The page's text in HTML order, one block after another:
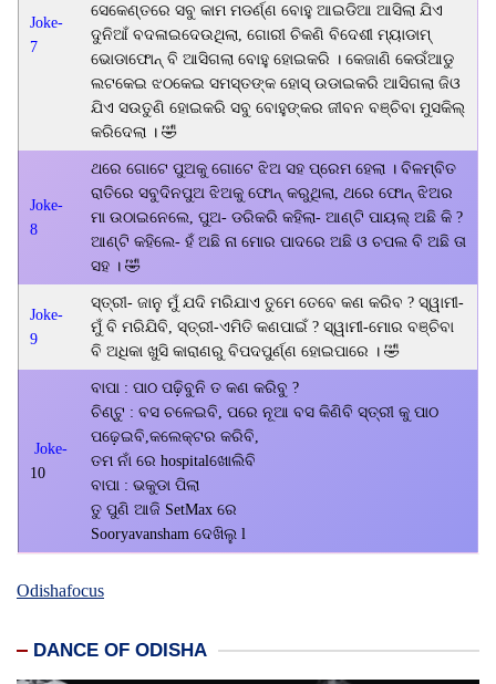
Joke-
7
ସେକେଣ୍ତରେ ସବୁ କାମ ମଡର୍ଣ୍ଣ ବୋହୁ ଆଇଡିଆ ଆସିଲା ଯିଏ
ଦୁନିଆଁ ବଦଳାଇଦେଉଥିଲା, ଗୋରୀ ଚିକଣି ବିଦେଶୀ ମ୍ୟାଡାମ୍
ଭୋଡାଫୋନ୍ ବି ଆସିଗଲା ବୋହୁ ହୋଇକରି । କେଜାଣି କେଉଁଆଡୁ
ଲଟକେଇ ଝଠକେଇ ସମସ୍ତଙ୍କ ହୋସ୍ ଉଡାଇକରି ଆସିଗଲା ଜିଓ
ଯିଏ ସଉତୁଣି ହୋଇକରି ସବୁ ବୋହୁଙ୍କର ଜୀବନ ବଞ୍ଚିବା ମୁସକିଲ୍
କରିଦେଲା । 🤣
Joke-
8
ଥରେ ଗୋଟେ ପୁଅକୁ ଗୋଟେ ଝିଅ ସହ ପ୍ରେମ ହେଲା । ବିଳମ୍ବିତ
ରାତିରେ ସବୁଦିନପୁଅ ଝିଅକୁ ଫୋନ୍ କରୁଥିଲା, ଥରେ ଫୋନ୍ ଝିଅର
ମା ଉଠାଇନେଲେ, ପୁଅ- ଡରିକରି କହିଲା- ଆଣ୍ଟି ପାୟଲ୍ ଅଛି କି ?
ଆଣ୍ଟି କହିଲେ- ହଁ ଅଛି ନା ମୋର ପାଦରେ ଅଛି ଓ ଚପଲ ବି ଅଛି ତା
ସହ । 🤣
Joke-
9
ସ୍ତ୍ରୀ- ଜାନୁ ମୁଁ ଯଦି ମରିଯାଏ ତୁମେ ତେବେ କଣ କରିବ ? ସ୍ୱାମୀ-
ମୁଁ ବି ମରିଯିବି, ସ୍ତ୍ରୀ-ଏମିତି କଣପାଇଁ ? ସ୍ୱାମୀ-ମୋର ବଞ୍ଚିବା
ବି ଅଧିକା ଖୁସି କାରାଣରୁ ବିପଦପୁର୍ଣ୍ଣ ହୋଇପାରେ । 🤣
Joke-
10
ବାପା : ପାଠ ପଢ଼ିବୁନି ତ କଣ କରିବୁ ?
ଚିଣ୍ଟୁ : ବସ ଚଳେଇବି, ପରେ ନୂଆ ବସ କିଣିବି ସ୍ତ୍ରୀ କୁ ପାଠ
ପଢ଼େଇବି,କଲେକ୍ଟର କରିବି,
ତମ ନାଁ ରେ hospitalଖୋଲିବି
ବାପା : ଭକୁଡା ପିଲା
ତୁ ପୁଣି ଆଜି SetMax ରେ
Sooryavansham ଦେଖିଲୁ l
Odishafocus
DANCE OF ODISHA